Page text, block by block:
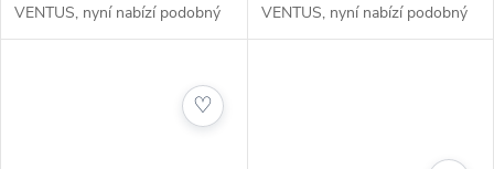
VENTUS, nyní nabízí podobný
pocit jako jeho původní model,
VENTUS, nyní nabízí podobný
pocit jako jeho původní model,
♡